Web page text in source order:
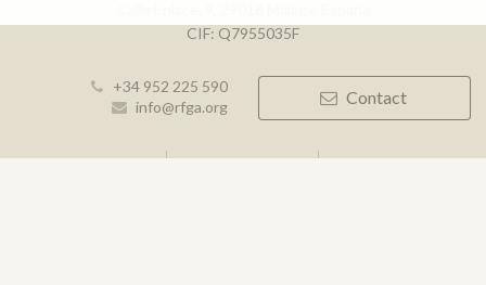
CIF: Q7955035F
+34 952 225 590
info@rfga.org
Contact